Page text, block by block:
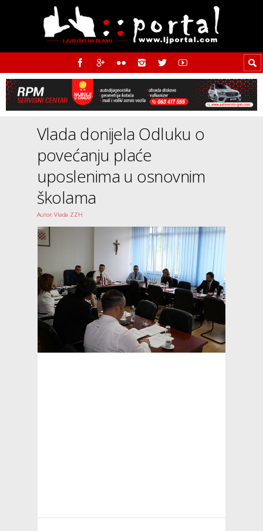
Vlada donijela Odluku o
povećanju plaće
uposlenima u osnovnim
školama
Autor: Vlada ZZH